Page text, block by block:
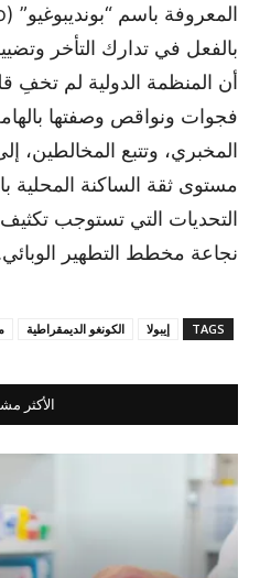
بالفعل في تدارك التأخر
أن المنظمة الدولية لم تخفِ
فجوات ونواقص وصفتها
المخبري، وتتبع
مستوى ثقة الساكنة المحلية
التحديات التي تستوجب تكثيف
نجاعة مخطط التطهير
TAGS إيبولا الكونغو الديمقراطية
الأكثر